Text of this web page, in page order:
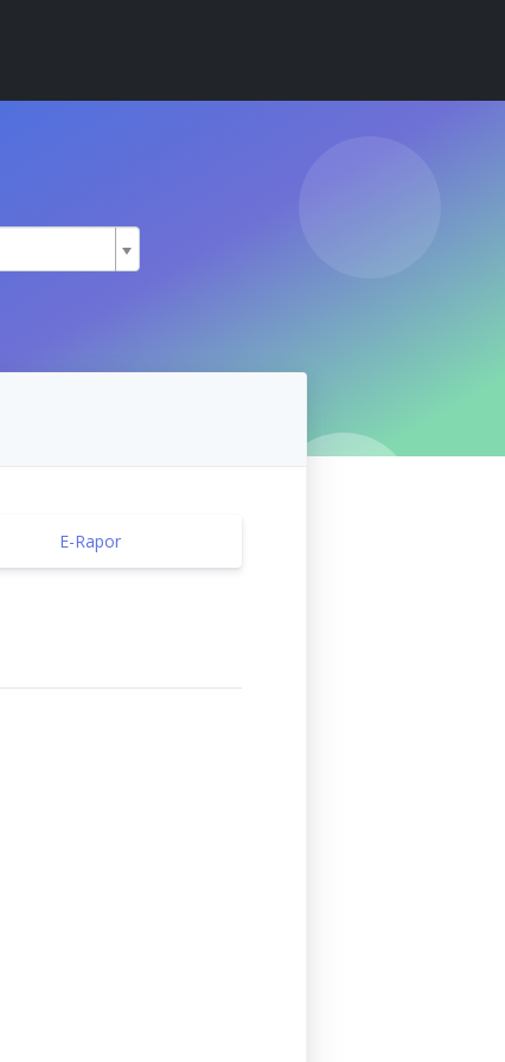
E-Rapor